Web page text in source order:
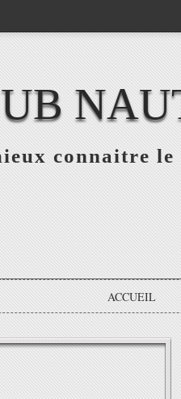
connaitre le
ACCUEIL